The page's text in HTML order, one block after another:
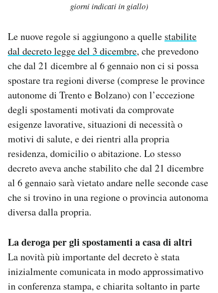
giorni indicati in giallo)
Le nuove regole si aggiungono a quelle stabilite
dal decreto legge del 3 dicembre, che prevedono
che dal 21 dicembre al 6 gennaio non ci si possa
spostare tra regioni diverse (comprese le province
autonome di Trento e Bolzano) con l’eccezione
degli spostamenti motivati da comprovate
esigenze lavorative, situazioni di necessità o
motivi di salute, e dei rientri alla propria
residenza, domicilio o abitazione. Lo stesso
decreto aveva anche stabilito che dal 21 dicembre
al 6 gennaio sarà vietato andare nelle seconde case
che si trovino in una regione o provincia autonoma
diversa dalla propria.
La deroga per gli spostamenti a casa di altri
La novità più importante del decreto è stata
inizialmente comunicata in modo approssimativo
in conferenza stampa, e chiarita soltanto in parte